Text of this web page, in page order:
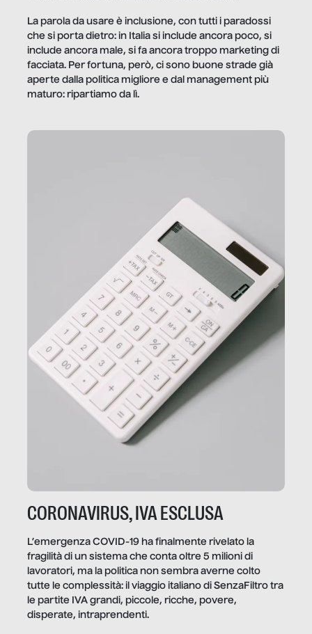
La parola da usare è inclusione, con tutti i paradossi
che si porta dietro: in Italia si include ancora poco, si
include ancora male, si fa ancora troppo marketing di
facciata. Per fortuna, però, ci sono buone strade già
aperte dalla politica migliore e dal management più
maturo: ripartiamo da lì.
CORONAVIRUS, IVA ESCLUSA
L’emergenza COVID-19 ha finalmente rivelato la
fragilità di un sistema che conta oltre 5 milioni di
lavoratori, ma la politica non sembra averne colto
tutte le complessità: il viaggio italiano di SenzaFiltro tra
le partite IVA grandi, piccole, ricche, povere,
disperate, intraprendenti.